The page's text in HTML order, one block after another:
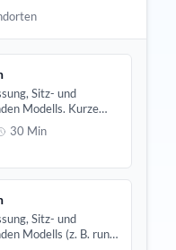
Sitz- und
Modells. Kurze
30 Min
Sitz- und
Modells (z. B. rund-